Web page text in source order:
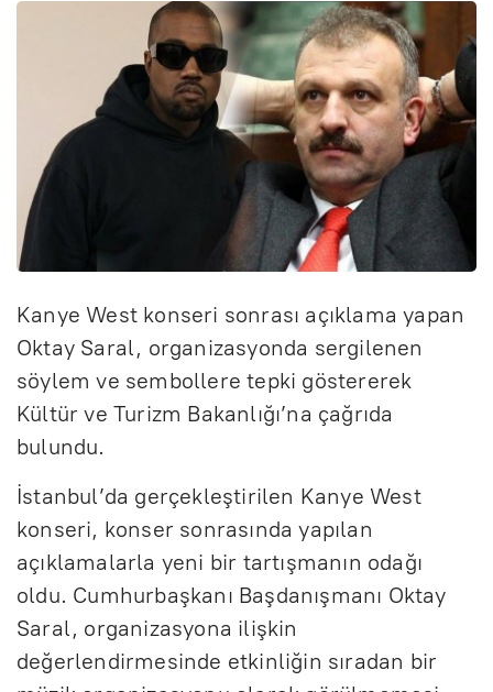
Kanye West konseri sonrası açıklama yapan
Oktay Saral, organizasyonda sergilenen
söylem ve sembollere tepki göstererek
Kültür ve Turizm Bakanlığı’na çağrıda
bulundu.
İstanbul’da gerçekleştirilen Kanye West
konseri, konser sonrasında yapılan
açıklamalarla yeni bir tartışmanın odağı
oldu. Cumhurbaşkanı Başdanışmanı Oktay
Saral, organizasyona ilişkin
değerlendirmesinde etkinliğin sıradan bir